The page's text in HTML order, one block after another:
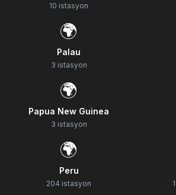
10 istasyon
🌍
Palau
3 istasyon
🌍
Papua New Guinea
3 istasyon
🌍
Peru
204 istasyon